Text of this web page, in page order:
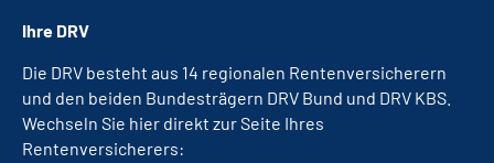
Ihre DRV
Die DRV besteht aus 14 regionalen Rentenversicherern
und den beiden Bundesträgern DRV Bund und DRV KBS.
Wechseln Sie hier direkt zur Seite Ihres
Rentenversicherers: